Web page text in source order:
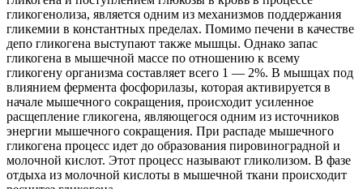
гликогенолиза, является одним из механизмов поддержания
гликемии в константных пределах. Помимо печени в качестве
депо гликогена выступают также мышцы. Однако запас
гликогена в мышечной массе по отношению к всему
гликогену организма составляет всего 1 — 2%. В мышцах под
влиянием фермента фосфорилазы, которая активируется в
начале мышечного сокращения, происходит усиленное
расщепление гликогена, являющегося одним из источников
энергии мышечного сокращения. При распаде мышечного
гликогена процесс идет до образования пировиноградной и
молочной кислот. Этот процесс называют гликолизом. В фазе
отдыха из молочной кислоты в мышечной ткани происходит